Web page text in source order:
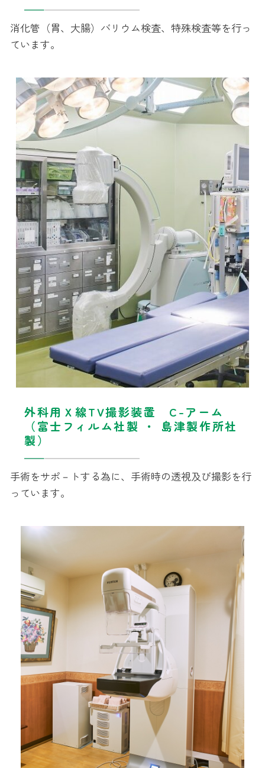
消化管（胃、大腸）バリウム検査、特殊検査等を行っ
ています。
外科用Ｘ線TV撮影装置 C-アーム
（富士フィルム社製 ・ 島津製作所社
製）
手術をサポ－トする為に、手術時の透視及び撮影を行
っています。